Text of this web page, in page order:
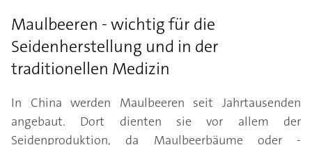
Maulbeeren - wichtig für die
Seidenherstellung und in der
traditionellen Medizin
In China werden Maulbeeren seit Jahrtausenden
angebaut. Dort dienten sie vor allem der
Seidenproduktion, da Maulbeerbäume oder -